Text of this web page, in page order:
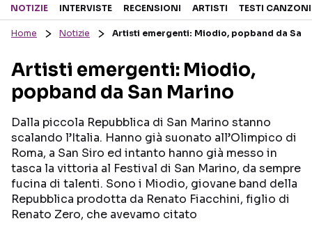
Sezioni
RECENSIONI MUSICALI
INTERVISTE
GOSSIP E CURIOSITÀ
TESTI CANZONI
TOUR ED EVENTI
TALENT SHOW
Seguici sui social
NOTIZIE INTERVISTE RECENSIONI ARTISTI TESTI CANZONI
Home Notizie Artisti emergenti: Miodio, popband da San
Artisti emergenti: Miodio,
popband da San Marino
Dalla piccola Repubblica di San Marino stanno
scalando l’Italia. Hanno già suonato all’Olimpico di
Roma, a San Siro ed intanto hanno già messo in
tasca la vittoria al Festival di San Marino, da sempre
fucina di talenti. Sono i Miodio, giovane band della
Repubblica prodotta da Renato Fiacchini, figlio di
Renato Zero, che avevamo citato